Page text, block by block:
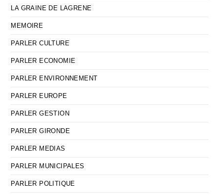
LA GRAINE DE LAGRENE
MEMOIRE
PARLER CULTURE
PARLER ECONOMIE
PARLER ENVIRONNEMENT
PARLER EUROPE
PARLER GESTION
PARLER GIRONDE
PARLER MEDIAS
PARLER MUNICIPALES
PARLER POLITIQUE